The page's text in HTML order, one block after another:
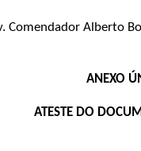
Comendador Alberto
ANEXO
ATESTE DO